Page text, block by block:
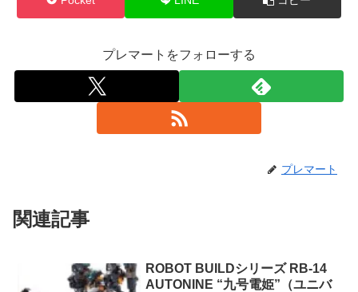
プレマートをフォローする
プレマート
関連記事
ROBOT BUILDシリーズ RB-14
AUTONINE “九号電姫”（ユニバ